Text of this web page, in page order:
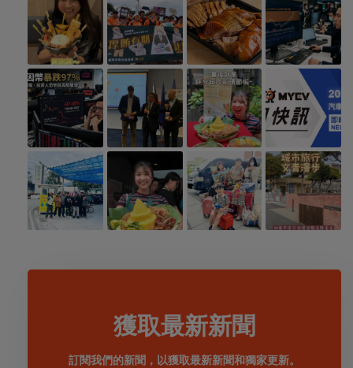
獲取最新新聞
訂閱我們的新聞，以獲取最新新聞和獨家更新。